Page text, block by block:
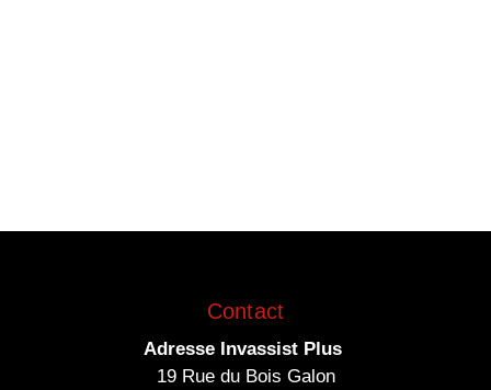
Contact
Adresse Invassist Plus
19 Rue du Bois Galon